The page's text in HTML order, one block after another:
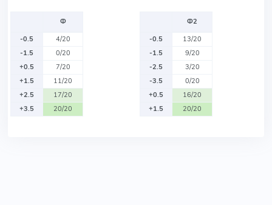
Ф
-0.5
4/20
-1.5
0/20
+0.5
7/20
+1.5
11/20
+2.5
17/20
+3.5
20/20
Ф2
-0.5
13/20
-1.5
9/20
-2.5
3/20
-3.5
0/20
+0.5
16/20
+1.5
20/20